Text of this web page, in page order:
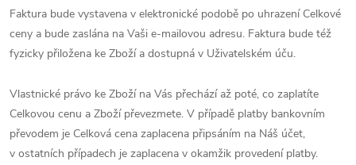
Faktura bude vystavena v elektronické podobě po uhrazení Celkové
ceny a bude zaslána na Vaši e-mailovou adresu. Faktura bude též
fyzicky přiložena ke Zboží a dostupná v Uživatelském úču.
Vlastnické právo ke Zboží na Vás přechází až poté, co zaplatíte
Celkovou cenu a Zboží převezmete. V případě platby bankovním
převodem je Celková cena zaplacena připsáním na Náš účet,
v ostatních případech je zaplacena v okamžik provedení platby.